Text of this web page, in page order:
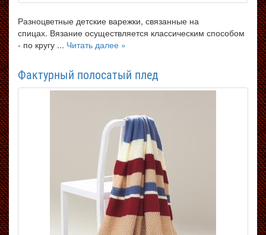
Разноцветные детские варежки, связанные на
спицах. Вязание осуществляется классическим способом
- по кругу ... Читать далее »
Фактурный полосатый плед